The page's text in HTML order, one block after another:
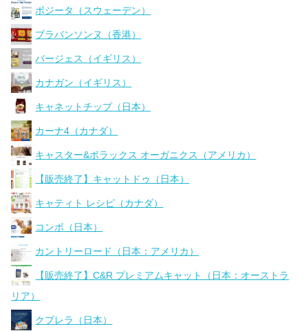
ボジータ（スウェーデン）
ブラバンソンヌ（香港）
バージェス（イギリス）
カナガン（イギリス）
キャネットチップ（日本）
カーナ4（カナダ）
キャスター&ポラックス オーガニクス（アメリカ）
【販売終了】キャットドゥ（日本）
キャティト レシピ（カナダ）
コンボ（日本）
カントリーロード（日本：アメリカ）
【販売終了】C&R プレミアムキャット（日本：オーストラ
リア）
クプレラ（日本）